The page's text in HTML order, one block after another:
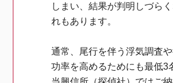
しまい、結果が判明しづら
れもあります。
通常、尾行を伴う浮気調査
功率を高めるためにも最低3